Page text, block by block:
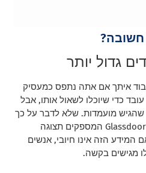
חשובה?
גדול יותר
איתך אם אתה נתפס כמעסיק
כדי שיוכלו לשאול אותו, אבל
שהגיש מועמדות. שלא לדבר על כך
שכיום מידע זמין באתרים כמו Glassdoor המספקים תצוגה
המידע הזה אינו חיובי, אנשים
מגישים בקשה.